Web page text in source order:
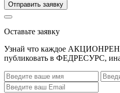
Отправить заявку
Оставьте заявку
Узнай что каждое
публиковать в ФЕДРЕСУРС,